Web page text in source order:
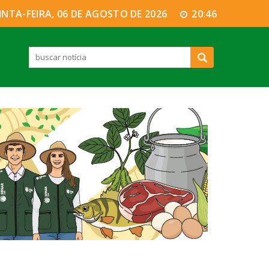
FEIRA, 06 DE AGOSTO DE 2026 20:46